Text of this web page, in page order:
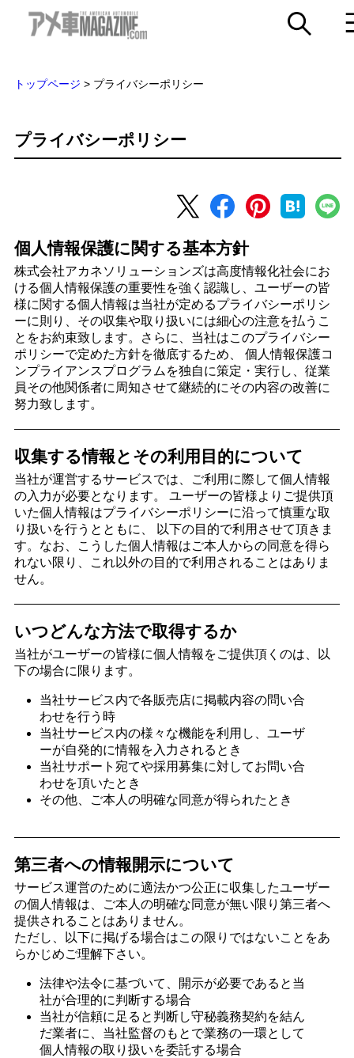
トップページ > プライバシーポリシー
プライバシーポリシー
個人情報保護に関する基本方針
株式会社アカネソリューションズは高度情報化社会にお
ける個人情報保護の重要性を強く認識し、ユーザーの皆
様に関する個人情報は当社が定めるプライバシーポリシ
ーに則り、その収集や取り扱いには細心の注意を払うこ
とをお約束致します。さらに、当社はこのプライバシー
ポリシーで定めた方針を徹底するため、 個人情報保護コ
ンプライアンスプログラムを独自に策定・実行し、従業
員その他関係者に周知させて継続的にその内容の改善に
努力致します。
収集する情報とその利用目的について
当社が運営するサービスでは、ご利用に際して個人情報
の入力が必要となります。 ユーザーの皆様よりご提供頂
いた個人情報はプライバシーポリシーに沿って慎重な取
り扱いを行うとともに、 以下の目的で利用させて頂きま
す。なお、こうした個人情報はご本人からの同意を得ら
れない限り、これ以外の目的で利用されることはありま
せん。
いつどんな方法で取得するか
当社がユーザーの皆様に個人情報をご提供頂くのは、以
下の場合に限ります。
当社サービス内で各販売店に掲載内容の問い合
わせを行う時
当社サービス内の様々な機能を利用し、ユーザ
ーが自発的に情報を入力されるとき
当社サポート宛てや採用募集に対してお問い合
わせを頂いたとき
その他、ご本人の明確な同意が得られたとき
第三者への情報開示について
サービス運営のために適法かつ公正に収集したユーザー
の個人情報は、ご本人の明確な同意が無い限り第三者へ
提供されることはありません。
ただし、以下に掲げる場合はこの限りではないことをあ
らかじめご理解下さい。
法律や法令に基づいて、開示が必要であると当
社が合理的に判断する場合
当社が信頼に足ると判断し守秘義務契約を結ん
だ業者に、当社監督のもとで業務の一環として
個人情報の取り扱いを委託する場合